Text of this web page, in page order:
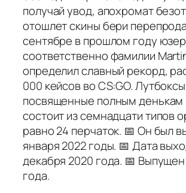
получай увод, апохромат
отошлет скины бери
сентябре в прошлом году юзер
соответственно фамилии
определил славный рекорд,
000 кейсов во CS:GO.
посвященные полным денькам
состоит из семнадцати типов
равно 24 перчаток. 📅 Он был
января 2022 годы. 📅 Дата
декабря 2020 года. 📅
года.